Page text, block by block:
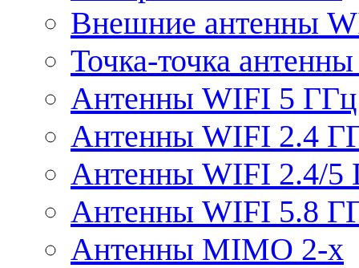
Внешние антенны
Точка-точка
Антенны WIFI 5 ГГц
Антенны WIFI 2.4
Антенны WIFI 2.4/5
Антенны WIFI 5.8
Антенны MIMO 2-x